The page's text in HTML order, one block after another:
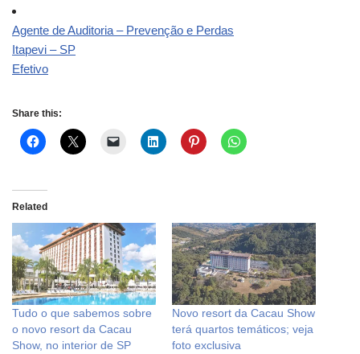
Agente de Auditoria – Prevenção e Perdas
Itapevi – SP
Efetivo
Share this:
Related
Tudo o que sabemos sobre
o novo resort da Cacau
Show, no interior de SP
Novo resort da Cacau Show
terá quartos temáticos; veja
foto exclusiva